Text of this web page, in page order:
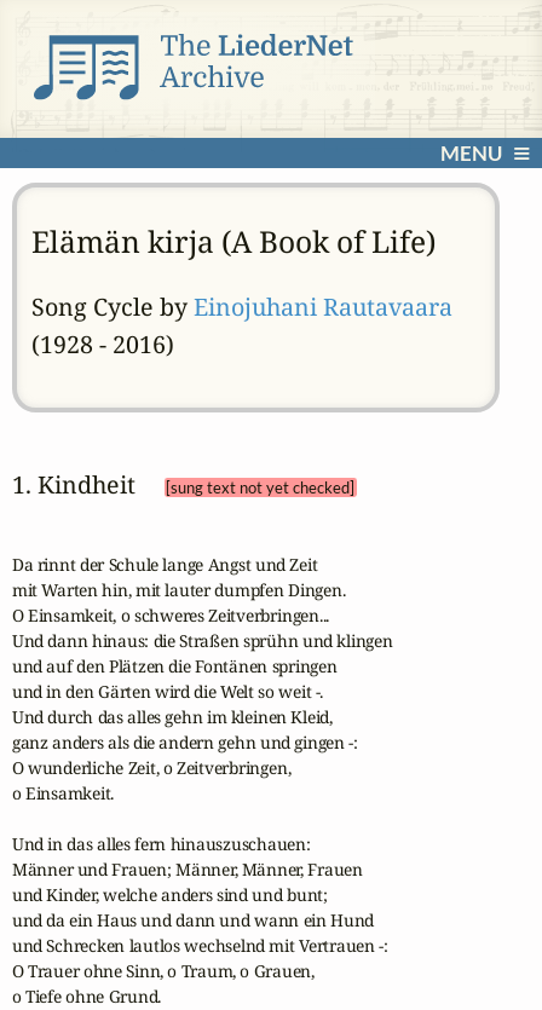
MENU
Elämän kirja (A Book of Life)
Song Cycle byEinojuhani Rautavaara
(1928 - 2016)
1. Kindheit [sung text not yet checked]
Da rinnt der Schule lange Angst und Zeit
mit Warten hin, mit lauter dumpfen Dingen.
O Einsamkeit, o schweres Zeitverbringen...
Und dann hinaus: die Straßen sprühn und klingen
und auf den Plätzen die Fontänen springen
und in den Gärten wird die Welt so weit -.
Und durch das alles gehn im kleinen Kleid,
ganz anders als die andern gehn und gingen -:
O wunderliche Zeit, o Zeitverbringen,
o Einsamkeit.
Und in das alles fern hinauszuschauen:
Männer und Frauen; Männer, Männer, Frauen
und Kinder, welche anders sind und bunt;
und da ein Haus und dann und wann ein Hund
und Schrecken lautlos wechselnd mit Vertrauen -:
O Trauer ohne Sinn, o Traum, o Grauen,
o Tiefe ohne Grund.